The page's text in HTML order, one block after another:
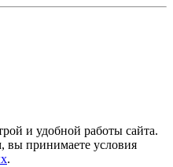
и удобной работы сайта.
вы принимаете условия
.